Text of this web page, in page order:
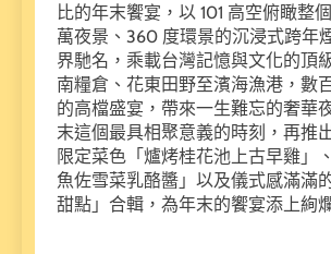
比的年末饗宴，以 101 高空俯瞰整
萬夜景、360 度環景的沉浸式跨年
界馳名，乘載台灣記憶與文化的頂
南糧倉、花東田野至濱海漁港，數
的高檔盛宴，帶來一生難忘的奢華
末這個最具相聚意義的時刻，再推
限定菜色「爐烤桂花池上古早雞」
魚佐雪菜乳酪醬」以及儀式感滿滿
甜點」合輯，為年末的饗宴添上絢